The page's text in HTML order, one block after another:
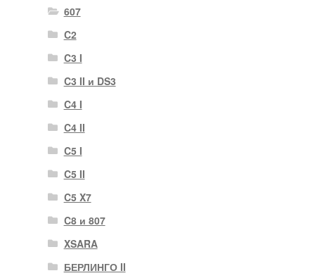
607
C2
C3 I
C3 II и DS3
C4 I
C4 II
C5 I
C5 II
C5 X7
C8 и 807
XSARA
БЕРЛИНГО II